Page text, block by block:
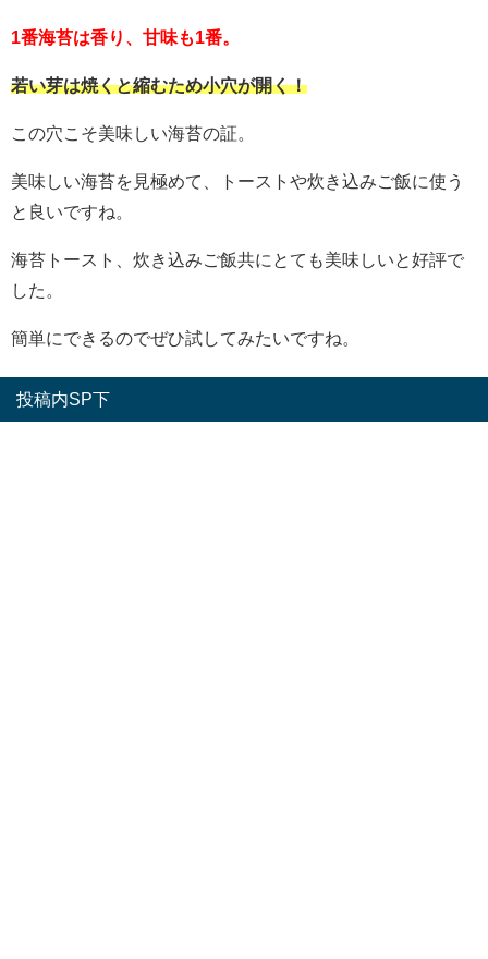
1番海苔は香り、甘味も1番。
若い芽は焼くと縮むため小穴が開く！
この穴こそ美味しい海苔の証。
美味しい海苔を見極めて、トーストや炊き込みご飯に使う
と良いですね。
海苔トースト、炊き込みご飯共にとても美味しいと好評で
した。
簡単にできるのでぜひ試してみたいですね。
投稿内SP下